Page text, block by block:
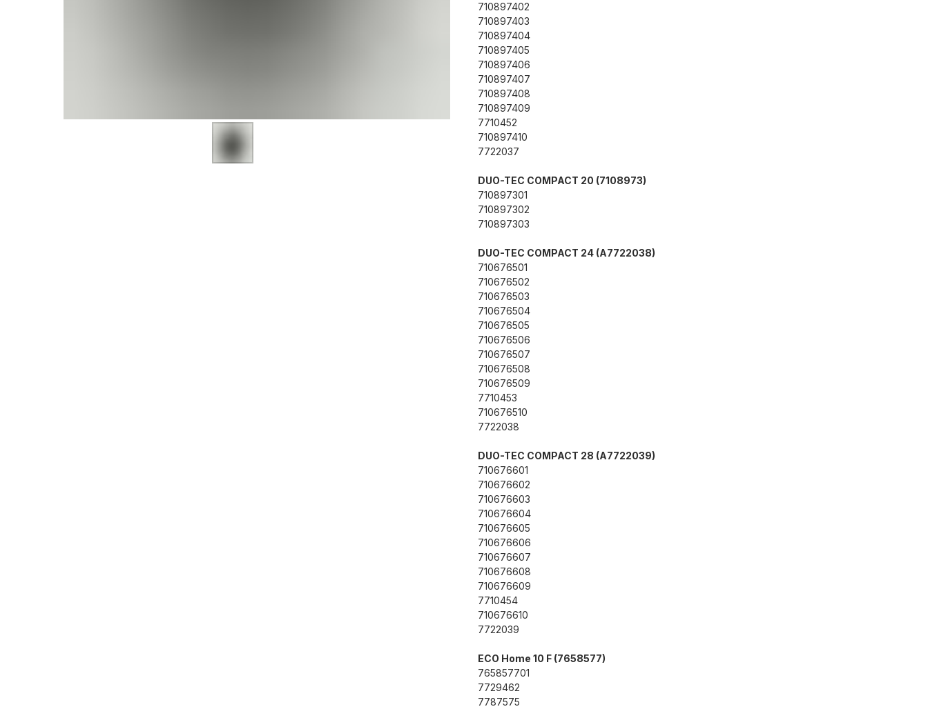
710897402
710897403
710897404
710897405
710897406
710897407
710897408
710897409
7710452
710897410
7722037
DUO-TEC COMPACT 20 (7108973)
710897301
710897302
710897303
DUO-TEC COMPACT 24 (A7722038)
710676501
710676502
710676503
710676504
710676505
710676506
710676507
710676508
710676509
7710453
710676510
7722038
DUO-TEC COMPACT 28 (A7722039)
710676601
710676602
710676603
710676604
710676605
710676606
710676607
710676608
710676609
7710454
710676610
7722039
ECO Home 10 F (7658577)
765857701
7729462
7787575